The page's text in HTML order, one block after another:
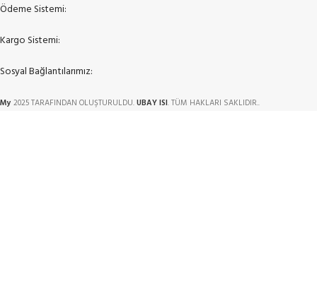
Ödeme Sistemi:
Kargo Sistemi:
Sosyal Bağlantılarımız:
My 2025 TARAFINDAN OLUŞTURULDU.UBAY ISI. TÜM HAKLARI SAKLIDIR..